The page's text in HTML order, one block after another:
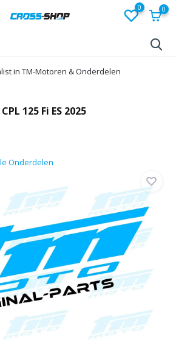
0 0
in TM-Motoren & Onderdelen
125 Fi ES 2025
Onderdelen